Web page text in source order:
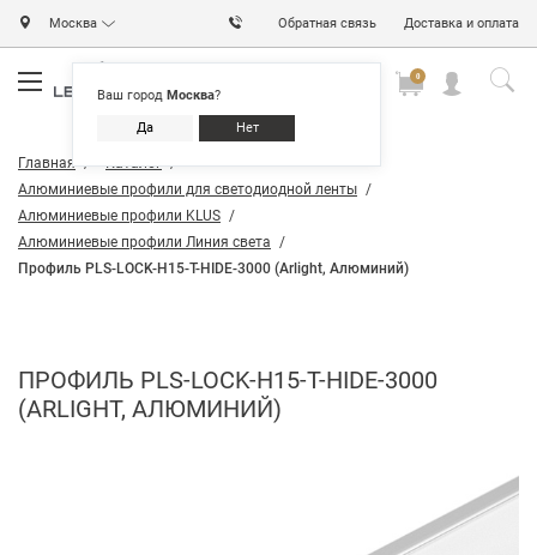
Москва
Ваш город Москва?
Да Нет
Обратная связь Доставка и оплата
0
Главная
Каталог
Алюминиевые профили для светодиодной ленты
Алюминиевые профили KLUS
Алюминиевые профили Линия света
Профиль PLS-LOCK-H15-T-HIDE-3000 (Arlight, Алюминий)
ПРОФИЛЬ PLS-LOCK-H15-T-HIDE-3000
(ARLIGHT, АЛЮМИНИЙ)